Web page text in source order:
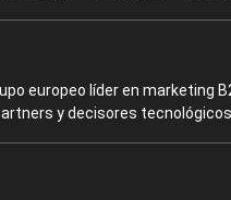
europeo líder en marketing
y decisores